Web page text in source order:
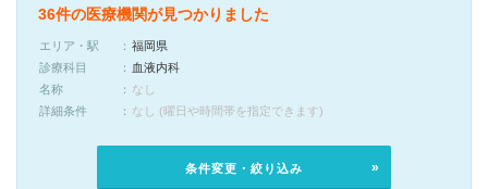
36件の医療機関が見つかりました
エリア・駅
福岡県
診療科目
血液内科
名称
なし
詳細条件
なし (曜日や時間帯を指定できます)
条件変更・絞り込み